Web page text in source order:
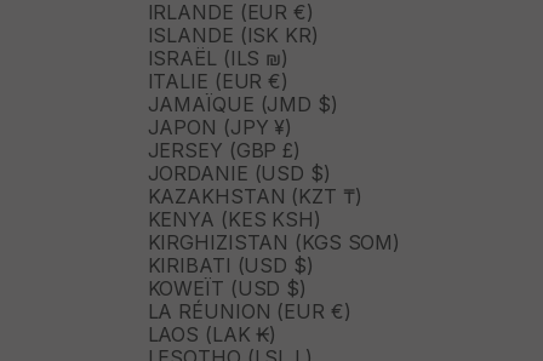
IRLANDE (EUR €)
ISLANDE (ISK KR)
ISRAËL (ILS ₪)
ITALIE (EUR €)
JAMAÏQUE (JMD $)
JAPON (JPY ¥)
JERSEY (GBP £)
JORDANIE (USD $)
KAZAKHSTAN (KZT ₸)
KENYA (KES KSH)
KIRGHIZISTAN (KGS SOM)
KIRIBATI (USD $)
KOWEÏT (USD $)
LA RÉUNION (EUR €)
LAOS (LAK ₭)